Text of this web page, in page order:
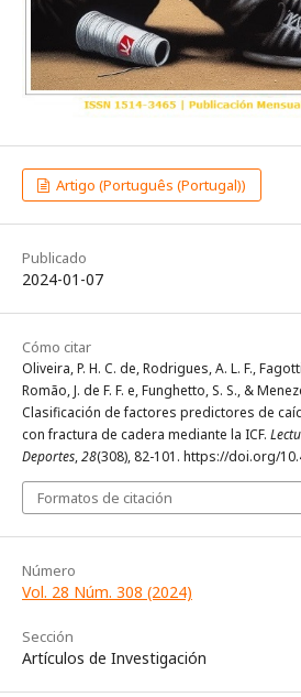
Artigo (Português (Portugal))
Publicado
2024-01-07
Cómo citar
Oliveira, P. H. C. de, Rodrigues, A. L. F.,
Romão, J. de F. F. e, Funghetto, S. S., &
Clasificación de factores predictores de
con fractura de cadera mediante la ICF.
Deportes,28(308), 82-101. https://doi.org/
Formatos de citación
Número
Vol. 28 Núm. 308 (2024)
Sección
Artículos de Investigación